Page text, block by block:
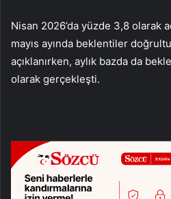
Nisan 2026’da yüzde 3,8 olarak
mayıs ayında beklentiler
açıklanırken, aylık bazda da
olarak gerçekleşti.